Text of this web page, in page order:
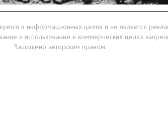
в информационных целях и не является
и использование в коммерческих целях
Защищено авторским правом.